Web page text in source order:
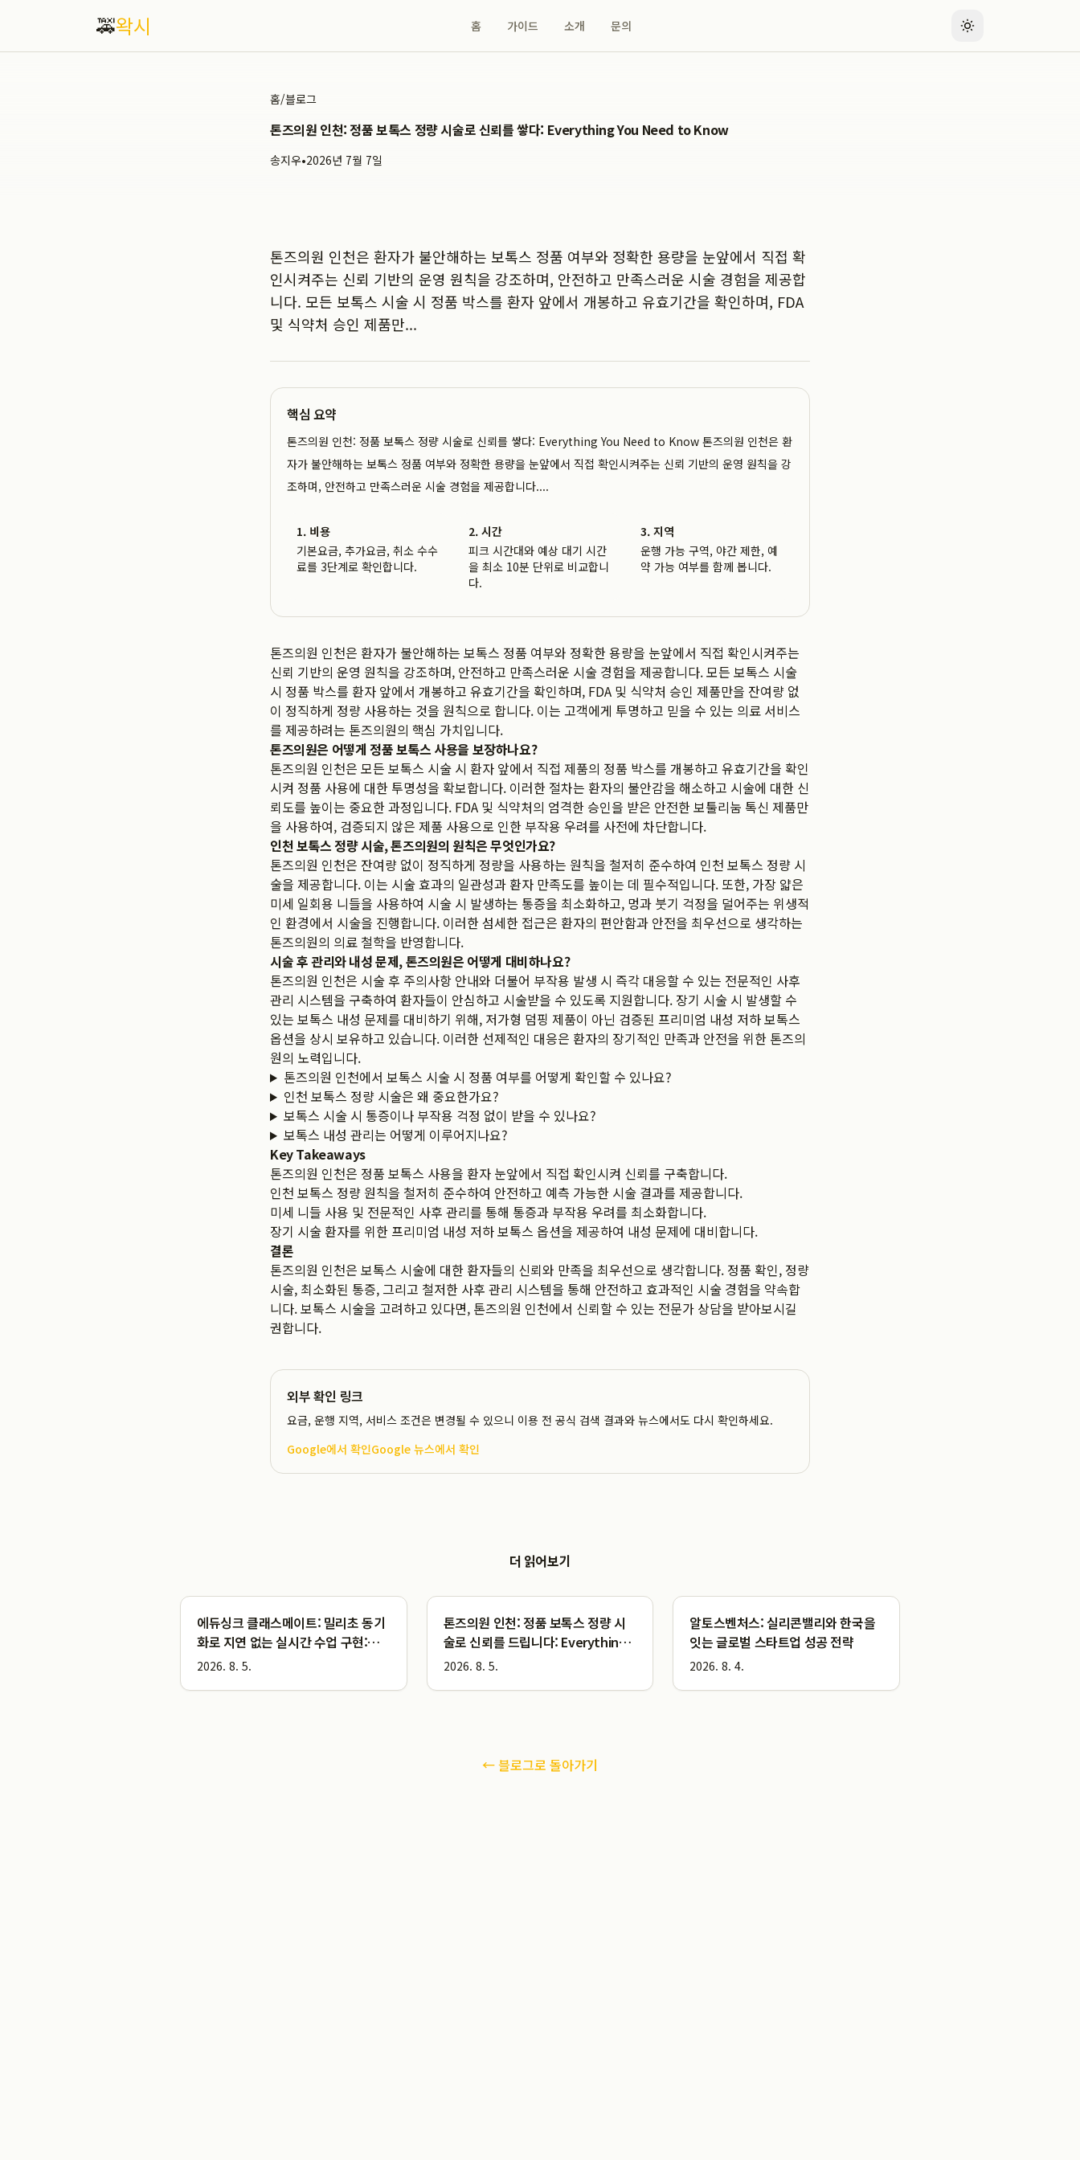
🚕왁시 홈 가이드 소개 문의
홈/블로그
톤즈의원 인천: 정품 보톡스 정량 시술로 신뢰를 쌓다: Everything You Need to Know
송지우•2026년 7월 7일
톤즈의원 인천은 환자가 불안해하는 보톡스 정품 여부와 정확한 용량을 눈앞에서 직접 확
인시켜주는 신뢰 기반의 운영 원칙을 강조하며, 안전하고 만족스러운 시술 경험을 제공합
니다. 모든 보톡스 시술 시 정품 박스를 환자 앞에서 개봉하고 유효기간을 확인하며, FDA
및 식약처 승인 제품만...
핵심 요약
톤즈의원 인천: 정품 보톡스 정량 시술로 신뢰를 쌓다: Everything You Need to Know 톤즈의원 인천은 환
자가 불안해하는 보톡스 정품 여부와 정확한 용량을 눈앞에서 직접 확인시켜주는 신뢰 기반의 운영 원칙을 강
조하며, 안전하고 만족스러운 시술 경험을 제공합니다....
1. 비용
기본요금, 추가요금, 취소 수수
료를 3단계로 확인합니다.
2. 시간
피크 시간대와 예상 대기 시간
을 최소 10분 단위로 비교합니
다.
3. 지역
운행 가능 구역, 야간 제한, 예
약 가능 여부를 함께 봅니다.
톤즈의원 인천은 환자가 불안해하는 보톡스 정품 여부와 정확한 용량을 눈앞에서 직접 확인시켜주는
신뢰 기반의 운영 원칙을 강조하며, 안전하고 만족스러운 시술 경험을 제공합니다. 모든 보톡스 시술
시 정품 박스를 환자 앞에서 개봉하고 유효기간을 확인하며, FDA 및 식약처 승인 제품만을 잔여량 없
이 정직하게 정량 사용하는 것을 원칙으로 합니다. 이는 고객에게 투명하고 믿을 수 있는 의료 서비스
를 제공하려는 톤즈의원의 핵심 가치입니다.
톤즈의원은 어떻게 정품 보톡스 사용을 보장하나요?
톤즈의원 인천은 모든 보톡스 시술 시 환자 앞에서 직접 제품의 정품 박스를 개봉하고 유효기간을 확인
시켜 정품 사용에 대한 투명성을 확보합니다. 이러한 절차는 환자의 불안감을 해소하고 시술에 대한 신
뢰도를 높이는 중요한 과정입니다. FDA 및 식약처의 엄격한 승인을 받은 안전한 보툴리눔 톡신 제품만
을 사용하여, 검증되지 않은 제품 사용으로 인한 부작용 우려를 사전에 차단합니다.
인천 보톡스 정량 시술, 톤즈의원의 원칙은 무엇인가요?
톤즈의원 인천은 잔여량 없이 정직하게 정량을 사용하는 원칙을 철저히 준수하여 인천 보톡스 정량 시
술을 제공합니다. 이는 시술 효과의 일관성과 환자 만족도를 높이는 데 필수적입니다. 또한, 가장 얇은
미세 일회용 니들을 사용하여 시술 시 발생하는 통증을 최소화하고, 멍과 붓기 걱정을 덜어주는 위생적
인 환경에서 시술을 진행합니다. 이러한 섬세한 접근은 환자의 편안함과 안전을 최우선으로 생각하는
톤즈의원의 의료 철학을 반영합니다.
시술 후 관리와 내성 문제, 톤즈의원은 어떻게 대비하나요?
톤즈의원 인천은 시술 후 주의사항 안내와 더불어 부작용 발생 시 즉각 대응할 수 있는 전문적인 사후
관리 시스템을 구축하여 환자들이 안심하고 시술받을 수 있도록 지원합니다. 장기 시술 시 발생할 수
있는 보톡스 내성 문제를 대비하기 위해, 저가형 덤핑 제품이 아닌 검증된 프리미엄 내성 저하 보톡스
옵션을 상시 보유하고 있습니다. 이러한 선제적인 대응은 환자의 장기적인 만족과 안전을 위한 톤즈의
원의 노력입니다.
톤즈의원 인천에서 보톡스 시술 시 정품 여부를 어떻게 확인할 수 있나요?
인천 보톡스 정량 시술은 왜 중요한가요?
보톡스 시술 시 통증이나 부작용 걱정 없이 받을 수 있나요?
보톡스 내성 관리는 어떻게 이루어지나요?
Key Takeaways
톤즈의원 인천은 정품 보톡스 사용을 환자 눈앞에서 직접 확인시켜 신뢰를 구축합니다.
인천 보톡스 정량 원칙을 철저히 준수하여 안전하고 예측 가능한 시술 결과를 제공합니다.
미세 니들 사용 및 전문적인 사후 관리를 통해 통증과 부작용 우려를 최소화합니다.
장기 시술 환자를 위한 프리미엄 내성 저하 보톡스 옵션을 제공하여 내성 문제에 대비합니다.
결론
톤즈의원 인천은 보톡스 시술에 대한 환자들의 신뢰와 만족을 최우선으로 생각합니다. 정품 확인, 정량
시술, 최소화된 통증, 그리고 철저한 사후 관리 시스템을 통해 안전하고 효과적인 시술 경험을 약속합
니다. 보톡스 시술을 고려하고 있다면, 톤즈의원 인천에서 신뢰할 수 있는 전문가 상담을 받아보시길
권합니다.
외부 확인 링크
요금, 운행 지역, 서비스 조건은 변경될 수 있으니 이용 전 공식 검색 결과와 뉴스에서도 다시 확인하세요.
Google에서 확인Google 뉴스에서 확인
더 읽어보기
에듀싱크 클래스메이트: 밀리초 동기
화로 지연 없는 실시간 수업 구현:
Everything You Need to Know
2026. 8. 5.
톤즈의원 인천: 정품 보톡스 정량 시
술로 신뢰를 드립니다: Everything
You Need to Know
2026. 8. 5.
알토스벤처스: 실리콘밸리와 한국을
잇는 글로벌 스타트업 성공 전략
2026. 8. 4.
← 블로그로 돌아가기